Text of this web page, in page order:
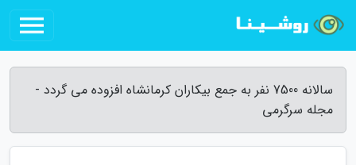
سالانه 7500 نفر به جمع بیکاران کرمانشاه افزوده می گردد -
مجله سرگرمی